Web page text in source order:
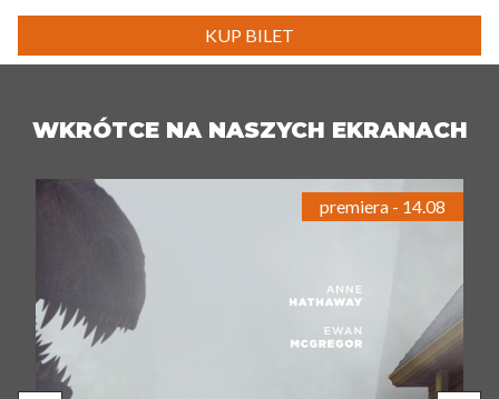
KUP BILET
WKRÓTCE NA NASZYCH EKRANACH
premiera - 14.08